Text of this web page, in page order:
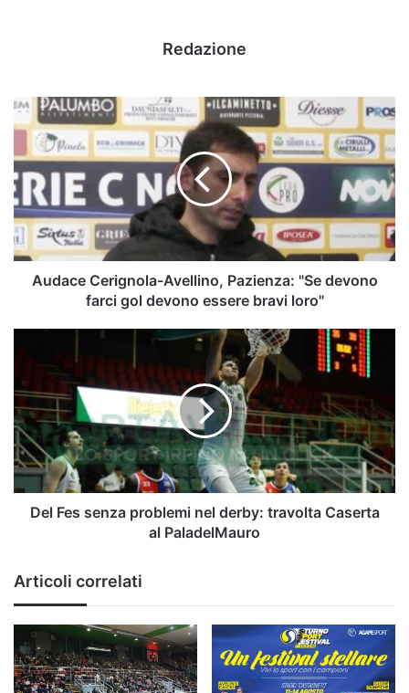
Redazione
Audace
Cerignola-
Avellino,
Pazienza:
"Se
devono
farci
gol
devono
essere
Audace Cerignola-Avellino, Pazienza: "Se devono
farci gol devono essere bravi loro"
Fes
problemi
nel
derby:
travolta
Caserta
al
PaladelMauro
Del Fes senza problemi nel derby: travolta Caserta
al PaladelMauro
Articoli correlati